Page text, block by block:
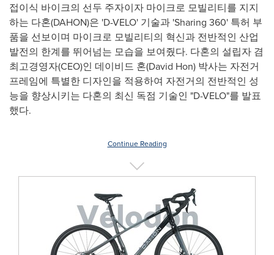
접이식 바이크의 선두 주자이자 마이크로 모빌리티를 지지
하는 다혼(DAHON)은 'D-VELO' 기술과 'Sharing 360' 특허 부
품을 선보이며 마이크로 모빌리티의 혁신과 전반적인 산업
발전의 한계를 뛰어넘는 모습을 보여줬다. 다혼의 설립자 겸
최고경영자(CEO)인 데이비드 혼(David Hon) 박사는 자전거
프레임에 특별한 디자인을 적용하여 자전거의 전반적인 성
능을 향상시키는 다혼의 최신 독점 기술인 "D-VELO"를 발표
했다.
Continue Reading